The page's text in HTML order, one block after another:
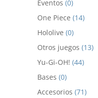
Eventos (0)
One Piece (14)
Hololive (0)
Otros juegos (13)
Yu-Gi-OH! (44)
Bases (0)
Accesorios (71)